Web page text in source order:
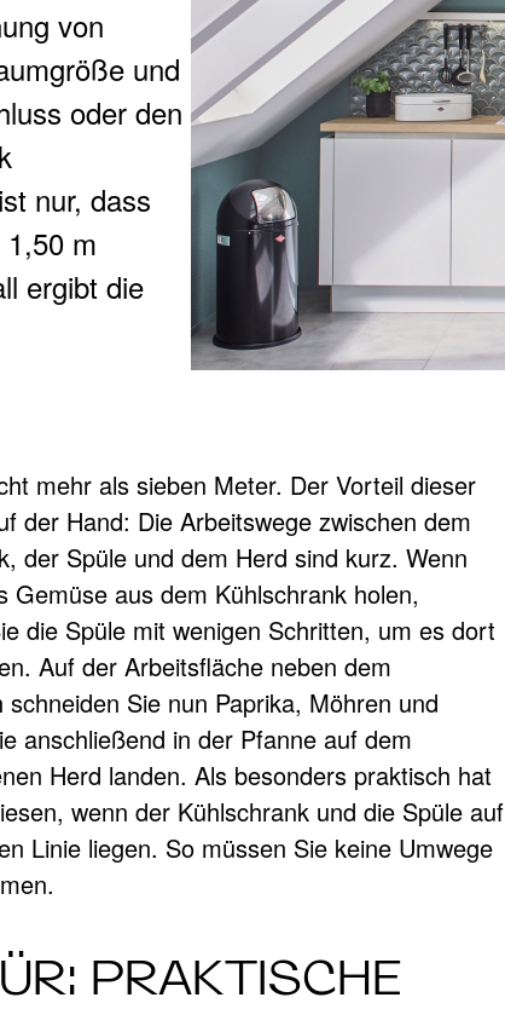
von
und
oder den
nur, dass
m
ergibt die
mehr als sieben Meter. Der Vorteil dieser
der Hand: Die Arbeitswege zwischen dem
der Spüle und dem Herd sind kurz. Wenn
Gemüse aus dem Kühlschrank holen,
die Spüle mit wenigen Schritten, um es dort
Auf der Arbeitsfläche neben dem
schneiden Sie nun Paprika, Möhren und
anschließend in der Pfanne auf dem
Herd landen. Als besonders praktisch hat
wenn der Kühlschrank und die Spüle auf
Linie liegen. So müssen Sie keine Umwege
PRAKTISCHE